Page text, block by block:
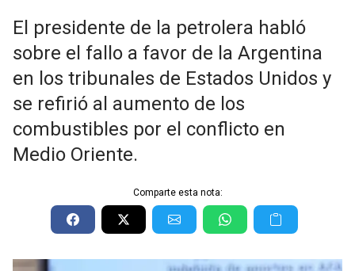
El presidente de la petrolera habló
sobre el fallo a favor de la Argentina
en los tribunales de Estados Unidos y
se refirió al aumento de los
combustibles por el conflicto en
Medio Oriente.
Comparte esta nota: